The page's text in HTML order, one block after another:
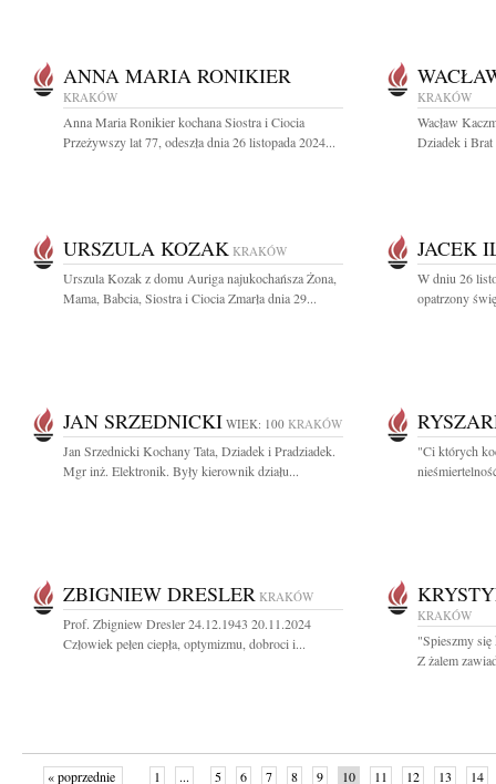
ANNA MARIA RONIKIER
KRAKÓW
Anna Maria Ronikier kochana Siostra i Ciocia
Przeżywszy lat 77, odeszła dnia 26 listopada 2024...
KRAKÓW
Wacław
Dziadek i
URSZULA KOZAK KRAKÓW
Urszula Kozak z domu Auriga najukochańsza Żona,
Mama, Babcia, Siostra i Ciocia Zmarła dnia 29...
JACEK
W dniu 26
opatrzony
JAN SRZEDNICKI WIEK: 100 KRAKÓW
Jan Srzednicki Kochany Tata, Dziadek i Pradziadek.
Mgr inż. Elektronik. Były kierownik działu...
"Ci których
ZBIGNIEW DRESLER KRAKÓW
Prof. Zbigniew Dresler 24.12.1943 20.11.2024
Człowiek pełen ciepła, optymizmu, dobroci i...
KRAKÓW
"Spieszmy
Z żalem
« poprzednie 1 ... 5 6 7 8 9 10 11 12 13 14